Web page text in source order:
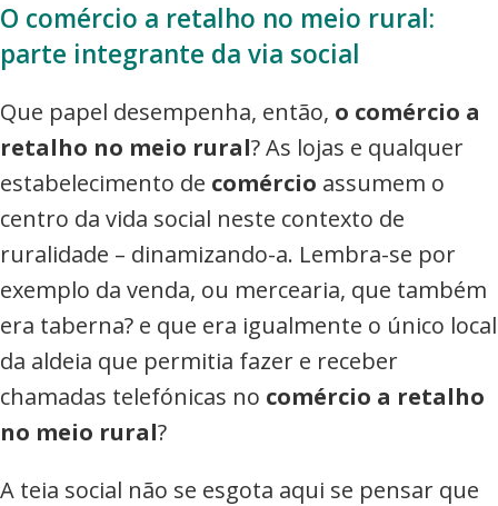
O comércio a retalho no meio rural:
parte integrante da via social
Que papel desempenha, então, o comércio a
retalho no meio rural? As lojas e qualquer
estabelecimento de comércio assumem o
centro da vida social neste contexto de
ruralidade – dinamizando-a. Lembra-se por
exemplo da venda, ou mercearia, que também
era taberna? e que era igualmente o único local
da aldeia que permitia fazer e receber
chamadas telefónicas no comércio a retalho
no meio rural?
A teia social não se esgota aqui se pensar que